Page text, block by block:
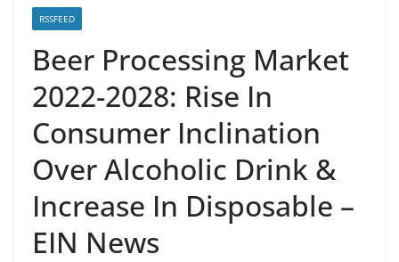
RSSFEED
Beer Processing Market
2022-2028: Rise In
Consumer Inclination
Over Alcoholic Drink &
Increase In Disposable –
EIN News